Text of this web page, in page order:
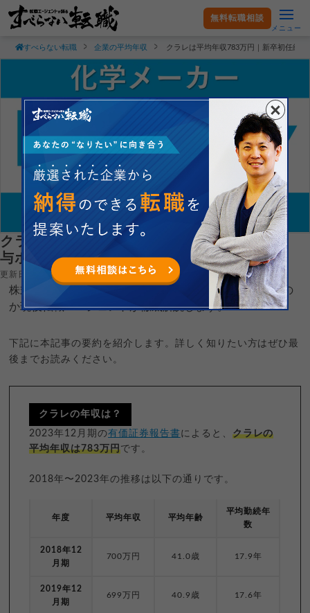
無料転職相談
メニュー
すべらない転職 企業の平均年収 クラレは平均年収783万円｜新卒初任給
クラレは平均年収783万円｜新卒初任給・賞
与ボーナスや残業時間も紹介！
更新日：2025.02.28
株式会社クラレの平均年収や新卒初任給がどれくらいなの
か現役転職エージェントが徹底解説します。
下記に本記事の要約を紹介します。詳しく知りたい方はぜひ最
後までお読みください。
クラレの年収は？
2023年12月期の有価証券報告書によると、 クラレの
平均年収は783万円です。
2018年〜2023年の推移は以下の通りです。
年度 平均年収 平均年齢
平均勤続年
数
2018年12
月期
700万円 41.0歳 17.9年
2019年12
月期
699万円 40.9歳 17.6年